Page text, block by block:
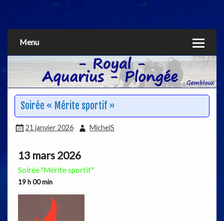
Menu
Soirée « Mérite sportif »
21 janvier 2026 MichelS
13 mars 2026
Soirée "Mérite sportif"
19 h 00 min